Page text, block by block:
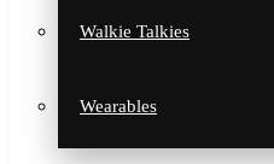
Walkie Talkies
Wearables